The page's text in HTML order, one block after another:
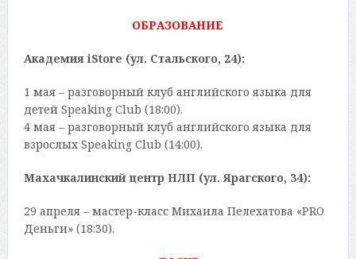
ОБРАЗОВАНИЕ
Академия iStore (ул. Стальского, 24):
1 мая – разговорный клуб английского языка для
детей Speaking Club (18:00).
4 мая – разговорный клуб английского языка для
взрослых Speaking Club (14:00).
Махачкалинский центр НЛП (ул. Ярагского, 34):
29 апреля – мастер-класс Михаила Пелехатова «PRO
Деньги» (18:30).